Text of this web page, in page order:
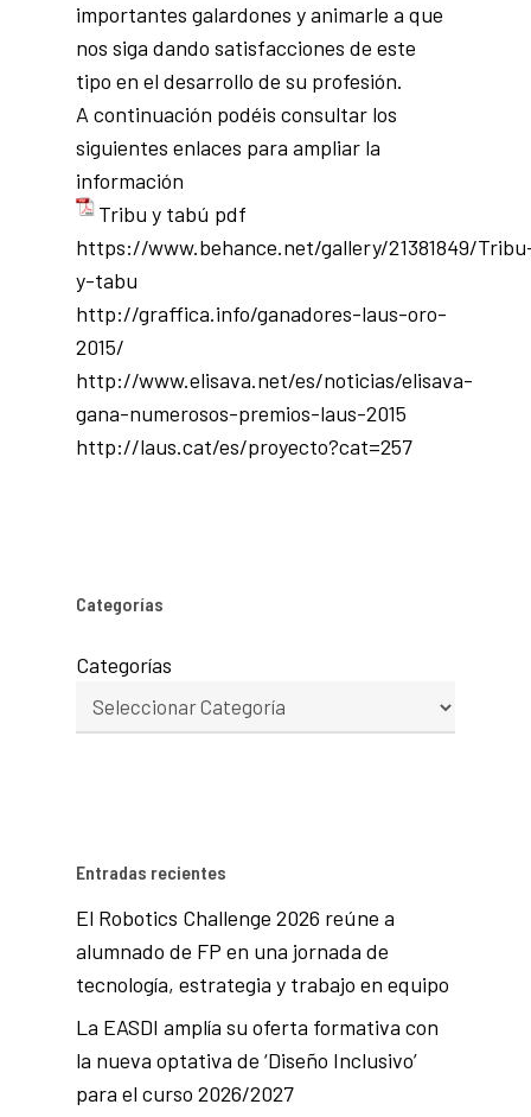
importantes galardones y animarle a que
nos siga dando satisfacciones de este
tipo en el desarrollo de su profesión.
A continuación podéis consultar los
siguientes enlaces para ampliar la
información
Tribu y tabú pdf
https://www.behance.net/gallery/21381849/
y-tabu
http://graffica.info/ganadores-laus-oro-
2015/
http://www.elisava.net/es/noticias/elisava-
gana-numerosos-premios-laus-2015
http://laus.cat/es/proyecto?cat=257
Categorías
Categorías
Entradas recientes
El Robotics Challenge 2026 reúne a
alumnado de FP en una jornada de
tecnología, estrategia y trabajo en equipo
La EASDI amplía su oferta formativa con
la nueva optativa de ‘Diseño Inclusivo’
para el curso 2026/2027